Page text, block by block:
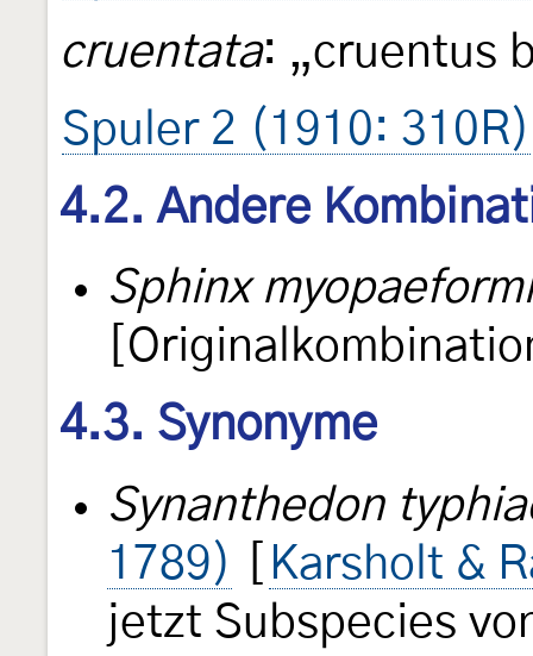
cruentata: „cruentus
Spuler 2 (1910: 310R)
4.2. Andere
Sphinx
4.3. Synonyme
Synanthedon
1789)
Karsholt &
jetzt Subspecies